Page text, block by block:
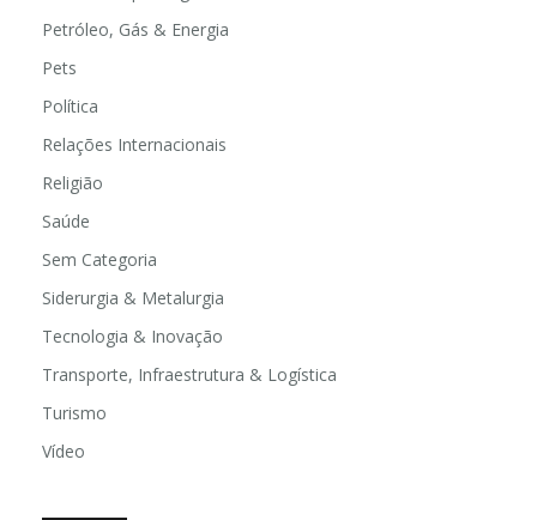
Petróleo, Gás & Energia
Pets
Política
Relações Internacionais
Religião
Saúde
Sem Categoria
Siderurgia & Metalurgia
Tecnologia & Inovação
Transporte, Infraestrutura & Logística
Turismo
Vídeo